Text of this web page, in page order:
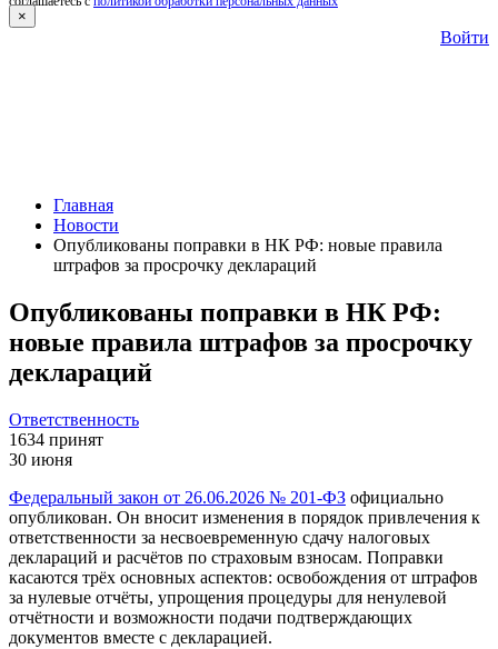
×
Войти
Главная
Новости
Опубликованы поправки в НК РФ: новые правила
штрафов за просрочку деклараций
Опубликованы поправки в НК РФ:
новые правила штрафов за просрочку
деклараций
Ответственность
1634 принят
30 июня
Федеральный закон от 26.06.2026 № 201-ФЗ официально
опубликован. Он вносит изменения в порядок привлечения к
ответственности за несвоевременную сдачу налоговых
деклараций и расчётов по страховым взносам. Поправки
касаются трёх основных аспектов: освобождения от штрафов
за нулевые отчёты, упрощения процедуры для ненулевой
отчётности и возможности подачи подтверждающих
документов вместе с декларацией.